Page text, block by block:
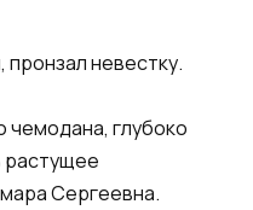
невестку.
чемодана, глубоко
растущее
Сергеевна.